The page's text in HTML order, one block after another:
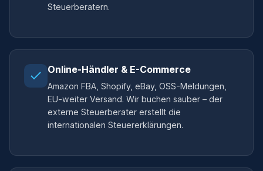
Steuerberatern.
Online-Händler & E-Commerce
Amazon FBA, Shopify, eBay, OSS-Meldungen,
EU-weiter Versand. Wir buchen sauber – der
externe Steuerberater erstellt die
internationalen Steuererklärungen.